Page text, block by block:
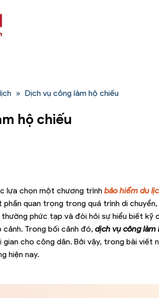
» Dịch vụ công làm hộ chiếu
hộ chiếu
lựa chọn một chương trình bảo hiểm du
phần quan trọng trong quá trình di
phức tạp và đòi hỏi sự hiểu biết kỹ
cảnh. Trong bối cảnh đó, dịch vụ công làm
cho công dân. Bởi vậy, trong bài viết
hiện nay.